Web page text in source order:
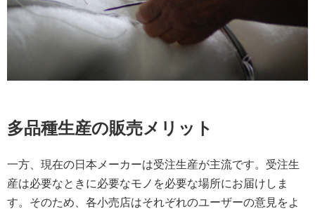
多品種生産の販売メリット
一方、現在の日本メーカーは受注生産が主流です。受注生
産は必要なときに必要なモノを必要な場所にお届けしま
す。そのため、各小売店はそれぞれのユーザーの意見をよ